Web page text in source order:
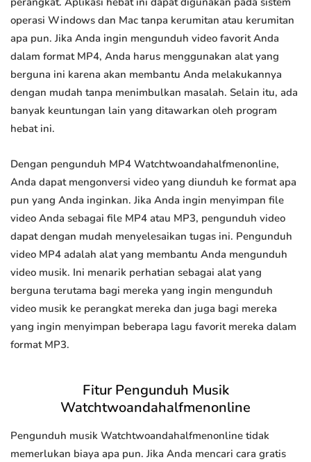
operasi Windows dan Mac tanpa kerumitan atau kerumitan
apa pun. Jika Anda ingin mengunduh video favorit Anda
dalam format MP4, Anda harus menggunakan alat yang
berguna ini karena akan membantu Anda melakukannya
dengan mudah tanpa menimbulkan masalah. Selain itu, ada
banyak keuntungan lain yang ditawarkan oleh program
hebat ini.
Dengan pengunduh MP4 Watchtwoandahalfmenonline,
Anda dapat mengonversi video yang diunduh ke format apa
pun yang Anda inginkan. Jika Anda ingin menyimpan file
video Anda sebagai file MP4 atau MP3, pengunduh video
dapat dengan mudah menyelesaikan tugas ini. Pengunduh
video MP4 adalah alat yang membantu Anda mengunduh
video musik. Ini menarik perhatian sebagai alat yang
berguna terutama bagi mereka yang ingin mengunduh
video musik ke perangkat mereka dan juga bagi mereka
yang ingin menyimpan beberapa lagu favorit mereka dalam
format MP3.
Fitur Pengunduh Musik
Watchtwoandahalfmenonline
Pengunduh musik Watchtwoandahalfmenonline tidak
memerlukan biaya apa pun. Jika Anda mencari cara gratis